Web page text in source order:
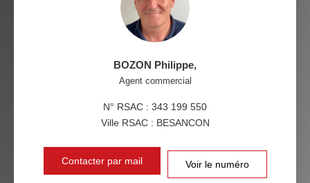
BOZON Philippe,
Agent commercial
N° RSAC : 343 199 550
Ville RSAC : BESANCON
Contacter par mail Voir le numéro